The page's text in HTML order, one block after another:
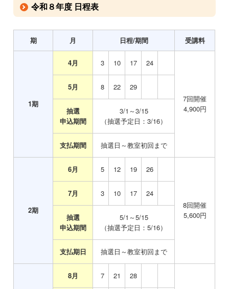
令和８年度 日程表
期 月 日程/期間 受講料
1期
4月 03 10 17 24
7回開催
4,900円
5月 08 22 29
抽選
申込期間
3/1～3/15
（抽選予定日：3/16）
支払期間 抽選日～教室初回まで
2期
6月 05 12 19 26
8回開催
5,600円
7月 03 10 17 24
抽選
申込期間
5/1～5/15
（抽選予定日：5/16）
支払期日 抽選日～教室初回まで
8月 07 21 28